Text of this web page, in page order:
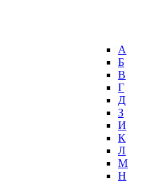
А
Б
В
Г
Д
З
И
К
Л
М
Н